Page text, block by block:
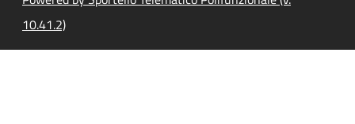
10.41.2)